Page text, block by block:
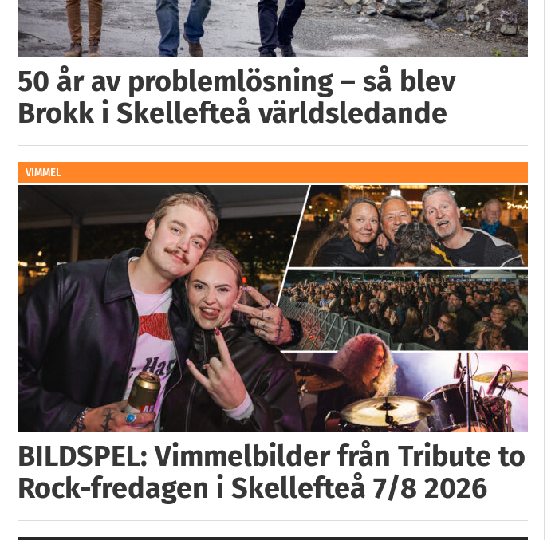
50 år av problemlösning – så blev
Brokk i Skellefteå världsledande
VIMMEL
BILDSPEL: Vimmelbilder från Tribute to
Rock-fredagen i Skellefteå 7/8 2026